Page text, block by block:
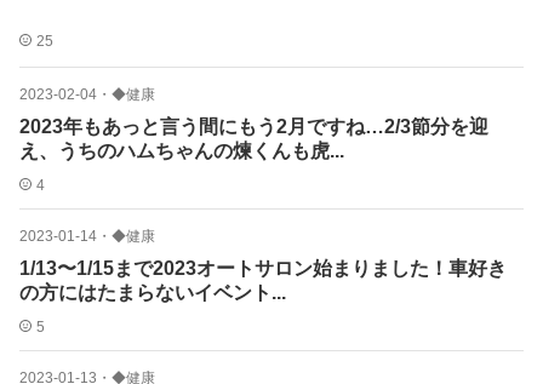
25
2023-02-04 ・ ◆健康
2023年もあっと言う間にもう2月ですね…2/3節分を迎
え、うちのハムちゃんの煉くんも虎...
4
2023-01-14 ・ ◆健康
1/13〜1/15まで2023オートサロン始まりました！車好き
の方にはたまらないイベント...
5
2023-01-13 ・ ◆健康